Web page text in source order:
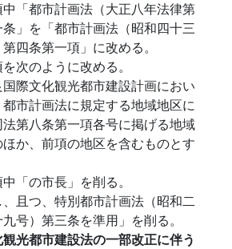
「都市計画法（大正八年法律第
」を「都市計画法（昭和四十三
四条第一項」に改める。
次のように改める。
際文化観光都市建設計画におい
市計画法に規定する地域地区に
法第八条第一項各号に掲げる地域
か、前項の地区を含むものとす
「の市長」を削る。
且つ、特別都市計画法（昭和二
号）第三条を準用」を削る。
観光都市建設法の一部改正に伴う